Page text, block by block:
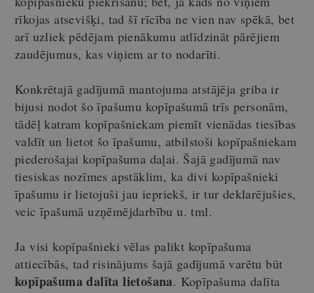
rīkojas atsevišķi, tad šī rīcība ne vien nav spēkā, bet
arī uzliek pēdējam pienākumu atlīdzināt pārējiem
zaudējumus, kas viņiem ar to nodarīti.
Konkrētajā gadījumā mantojuma atstājēja griba ir
bijusi nodot šo īpašumu kopīpašumā trīs personām,
tādēļ katram kopīpašniekam piemīt vienādas tiesības
valdīt un lietot šo īpašumu, atbilstoši kopīpašniekam
piederošajai kopīpašuma daļai. Šajā gadījumā nav
tiesiskas nozīmes apstāklim, ka divi kopīpašnieki
īpašumu ir lietojuši jau iepriekš, ir tur deklarējušies,
veic īpašumā uzņēmējdarbību u. tml.
Ja visi kopīpašnieki vēlas palikt kopīpašuma
attiecībās, tad risinājums šajā gadījumā varētu būt
kopīpašuma dalīta lietošana. Kopīpašuma dalīta